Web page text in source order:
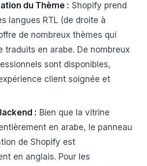
du Thème : Shopify prend
langues RTL (de droite à
de nombreux thèmes qui
traduits en arabe. De nombreux
sont disponibles,
client soignée et
: Bien que la vitrine
en arabe, le panneau
de Shopify est
en anglais. Pour les